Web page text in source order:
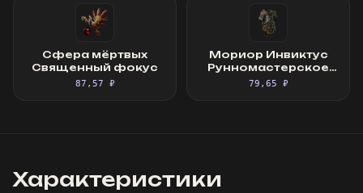
Сфера мёртвых
Священный фокус
87,57 ₽
Мориор Инвиктус
Рунномастерское
Великолепное
79,65 ₽
Характеристики